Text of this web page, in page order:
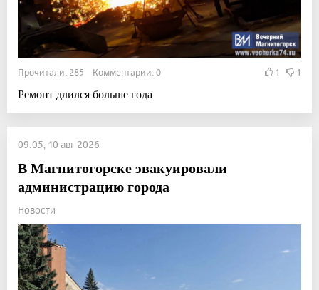
Прочитали: 285 Комментарии: 0 1 1
Ремонт длился больше года
09:05, 10 авг 2026
В Магнитогорске эвакуировали
администрацию города
Новости